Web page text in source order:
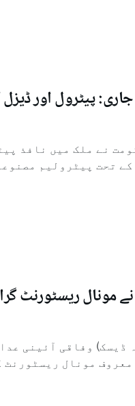
پیٹرول اور
نے ملک میں نافذ
تحت پیٹرولیم
مونال ریسٹورنٹ
ڈیسک) وفاقی آئینی
مونال ریسٹورنٹ